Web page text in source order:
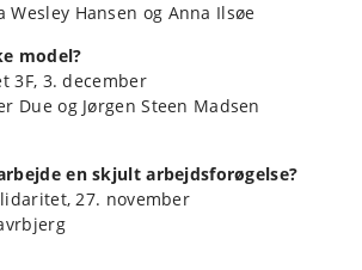
Wesley Hansen og Anna Ilsøe
model?
3F, 3. december
Due og Jørgen Steen Madsen
en skjult arbejdsforøgelse?
27. november